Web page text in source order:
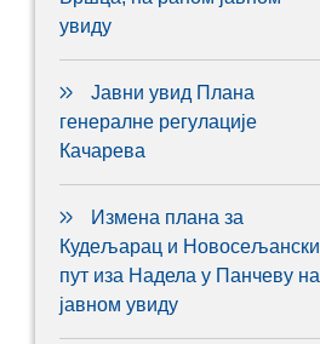
увиду
Јавни увид Плана
генералне регулације
Качарева
Измена плана за
Кудељарац и Новосељански
пут иза Надела у Панчеву на
јавном увиду